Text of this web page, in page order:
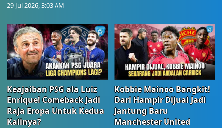
29 Jul 2026, 3:03 AM
Keajaiban PSG ala Luiz
Enrique! Comeback Jadi
Raja Eropa Untuk Kedua
Kalinya?
Kobbie Mainoo Bangkit!
Dari Hampir Dijual Jadi
Jantung Baru
Manchester United